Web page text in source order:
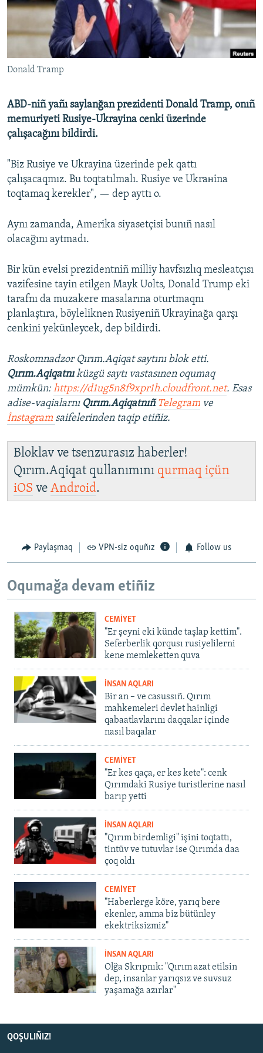
Русский
Українською
QOŞULIÑIZ!
RFE/RS bütün saytları
Donald Tramp
ABD-niñ yañı saylanğan prezidenti Donald Tramp, onıñ
memuriyeti Rusiye-Ukrayina cenki üzerinde
çalışacağını bildirdi.
"Biz Rusiye ve Ukrayina üzerinde pek qattı
çalışacaqmız. Bu toqtatılmalı. Rusiye ve Ukraнina
toqtamaq kerekler", — dep ayttı o.
Aynı zamanda, Amerika siyasetçisi bunıñ nasıl
olacağını aytmadı.
Bir kün evelsi prezidentniñ milliy havfsızlıq mesleatçısı
vazifesine tayin etilgen Mayk Uolts, Donald Trump eki
tarafnı da muzakere masalarına oturtmaqnı
planlaştıra, böyleliknen Rusiyeniñ Ukrayinağa qarşı
cenkini yekünleycek, dep bildirdi.
Roskomnadzor Qırım.Aqiqat saytını blok etti.
Qırım.Aqiqatnıküzgü saytı vastasınen oqumaq
mümkün:https://d1ug5n8f9xpr1h.cloudfront.net. Esas
adise-vaqialarnı Qırım.Aqiqatnıñ Telegram ve
İnstagram saifelerinden taqip etiñiz.
Bloklav ve tsenzurasız haberler!
Qırım.Aqiqat qullanımını qurmaq içün
iOS ve Android.
Paylaşmaq VPN-siz oquñız Follow us
Oqumağa devam etiñiz
CEMİYET
"Er şeyni eki künde taşlap kettim".
Seferberlik qorqusı rusiyelilerni
kene memleketten quva
İNSAN AQLARI
Bir an – ve casussıñ. Qırım
mahkemeleri devlet hainligi
qabaatlavlarını daqqalar içinde
nasıl baqalar
CEMİYET
"Er kes qaça, er kes kete": cenk
Qırımdaki Rusiye turistlerine nasıl
barıp yetti
İNSAN AQLARI
"Qırım birdemligi" işini toqtattı,
tintüv ve tutuvlar ise Qırımda daa
çoq oldı
CEMİYET
"Haberlerge köre, yarıq bere
ekenler, amma biz bütünley
ekektriksizmiz"
İNSAN AQLARI
Olğa Skrıpnık: "Qırım azat etilsin
dep, insanlar yarıqsız ve suvsuz
yaşamağa azırlar"
QOŞULIÑIZ!